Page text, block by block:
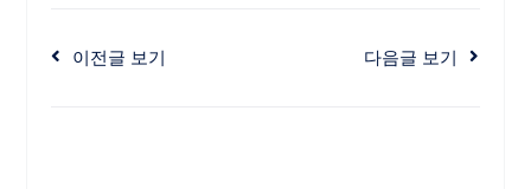
이전글 보기 다음글 보기